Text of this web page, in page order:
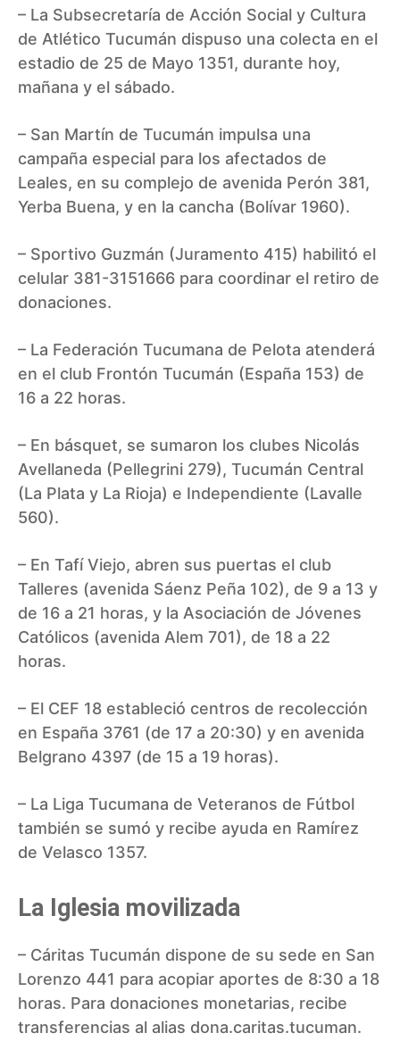
– La Subsecretaría de Acción Social y Cultura
de Atlético Tucumán dispuso una colecta en el
estadio de 25 de Mayo 1351, durante hoy,
mañana y el sábado.
– San Martín de Tucumán impulsa una
campaña especial para los afectados de
Leales, en su complejo de avenida Perón 381,
Yerba Buena, y en la cancha (Bolívar 1960).
– Sportivo Guzmán (Juramento 415) habilitó el
celular 381-3151666 para coordinar el retiro de
donaciones.
– La Federación Tucumana de Pelota atenderá
en el club Frontón Tucumán (España 153) de
16 a 22 horas.
– En básquet, se sumaron los clubes Nicolás
Avellaneda (Pellegrini 279), Tucumán Central
(La Plata y La Rioja) e Independiente (Lavalle
560).
– En Tafí Viejo, abren sus puertas el club
Talleres (avenida Sáenz Peña 102), de 9 a 13 y
de 16 a 21 horas, y la Asociación de Jóvenes
Católicos (avenida Alem 701), de 18 a 22
horas.
– El CEF 18 estableció centros de recolección
en España 3761 (de 17 a 20:30) y en avenida
Belgrano 4397 (de 15 a 19 horas).
– La Liga Tucumana de Veteranos de Fútbol
también se sumó y recibe ayuda en Ramírez
de Velasco 1357.
La Iglesia movilizada
– Cáritas Tucumán dispone de su sede en San
Lorenzo 441 para acopiar aportes de 8:30 a 18
horas. Para donaciones monetarias, recibe
transferencias al alias dona.caritas.tucuman.